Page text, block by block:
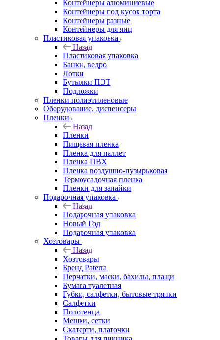
Контейнеры алюминиевые
Контейнеры под кусок торта
Контейнеры разные
Контейнеры для яиц
Пластиковая упаковка
Назад
Пластиковая упаковка
Банки, ведро
Лотки
Бутылки ПЭТ
Подложки
Пленки полиэтиленовые
Оборудование, диспенсеры
Пленки
Назад
Пленки
Пищевая пленка
Пленка для паллет
Пленка ПВХ
Пленка воздушно-пузырьковая
Термоусадочная пленка
Пленки для запайки
Подарочная упаковка
Назад
Подарочная упаковка
Новый Год
Подарочная упаковка
Хозтовары
Назад
Хозтовары
Бренд Paterra
Перчатки, маски, бахилы, плащи
Бумага туалетная
Губки, салфетки, бытовые тряпки
Салфетки
Полотенца
Мешки, сетки
Скатерти, платочки
Товары для пикника